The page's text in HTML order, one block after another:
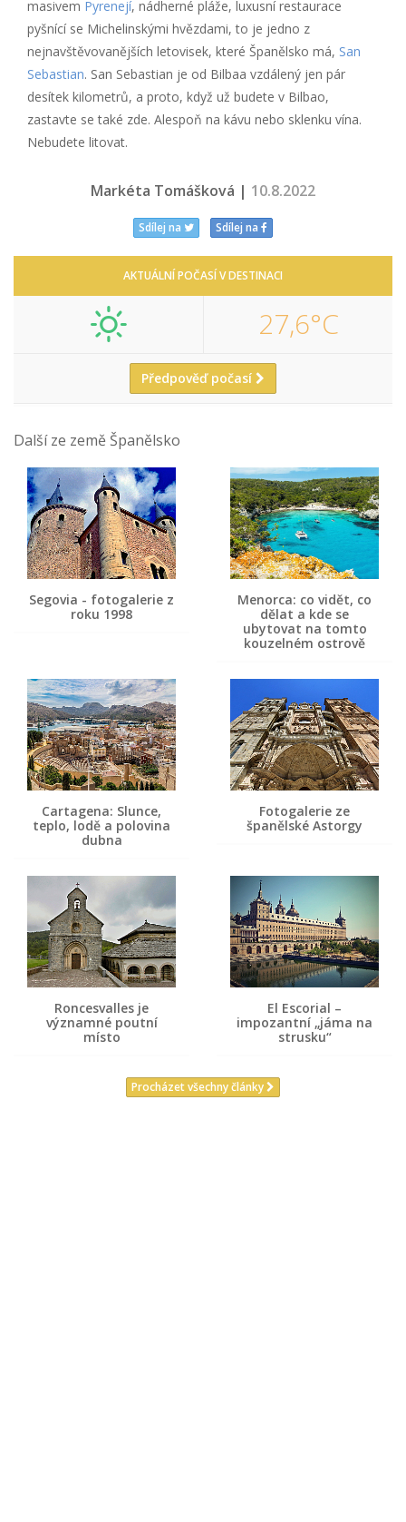
masivem Pyrenejí, nádherné pláže, luxusní restaurace
pyšnící se Michelinskými hvězdami, to je jedno z
nejnavštěvovanějších letovisek, které Španělsko má, San
Sebastian. San Sebastian je od Bilbaa vzdálený jen pár
desítek kilometrů, a proto, když už budete v Bilbao,
zastavte se také zde. Alespoň na kávu nebo sklenku vína.
Nebudete litovat.
Markéta Tomášková | 10.8.2022
Sdílej na Sdílej na
AKTUÁLNÍ POČASÍ V DESTINACI
27,6°C
Předpověď počasí
Další ze země Španělsko
Segovia - fotogalerie z
roku 1998
Menorca: co vidět, co
dělat a kde se
ubytovat na tomto
kouzelném ostrově
Cartagena: Slunce,
teplo, lodě a polovina
dubna
Fotogalerie ze
španělské Astorgy
Roncesvalles je
významné poutní
místo
El Escorial –
impozantní „jáma na
strusku“
Procházet všechny články